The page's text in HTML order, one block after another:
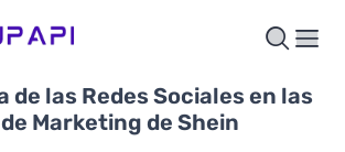
de las Redes Sociales en las
Marketing de Shein